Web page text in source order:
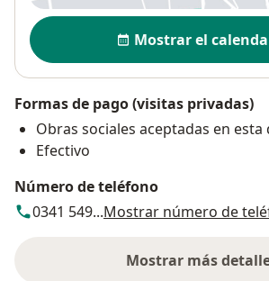
Disponibilidad
Mostrar el
Formas de pago (visitas privadas)
Obras sociales aceptadas en esta
Efectivo
Número de teléfono
0341 549...Mostrar número de
Mostrar mássobre la